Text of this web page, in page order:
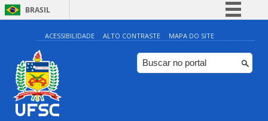
BRASIL
Simplifique!
Comunica BR
Participe
ACESSIBILIDADE ALTO CONTRASTE MAPA DO SITE
0:00